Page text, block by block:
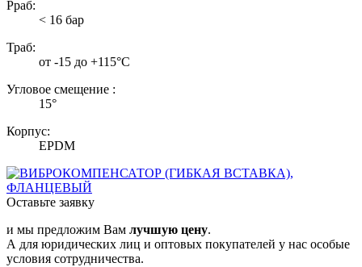
Рраб:
< 16 бар
Траб:
от -15 до +115°С
Угловое смещение :
15°
Корпус:
EPDM
Оставьте заявку
и мы предложим Вам лучшую цену.
А для юридических лиц и оптовых покупателей у нас особые
условия сотрудничества.